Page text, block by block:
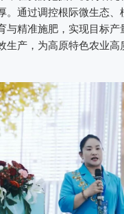
。通过调控根际微生态、
与精准施肥，实现目标产
生产，为高原特色农业高